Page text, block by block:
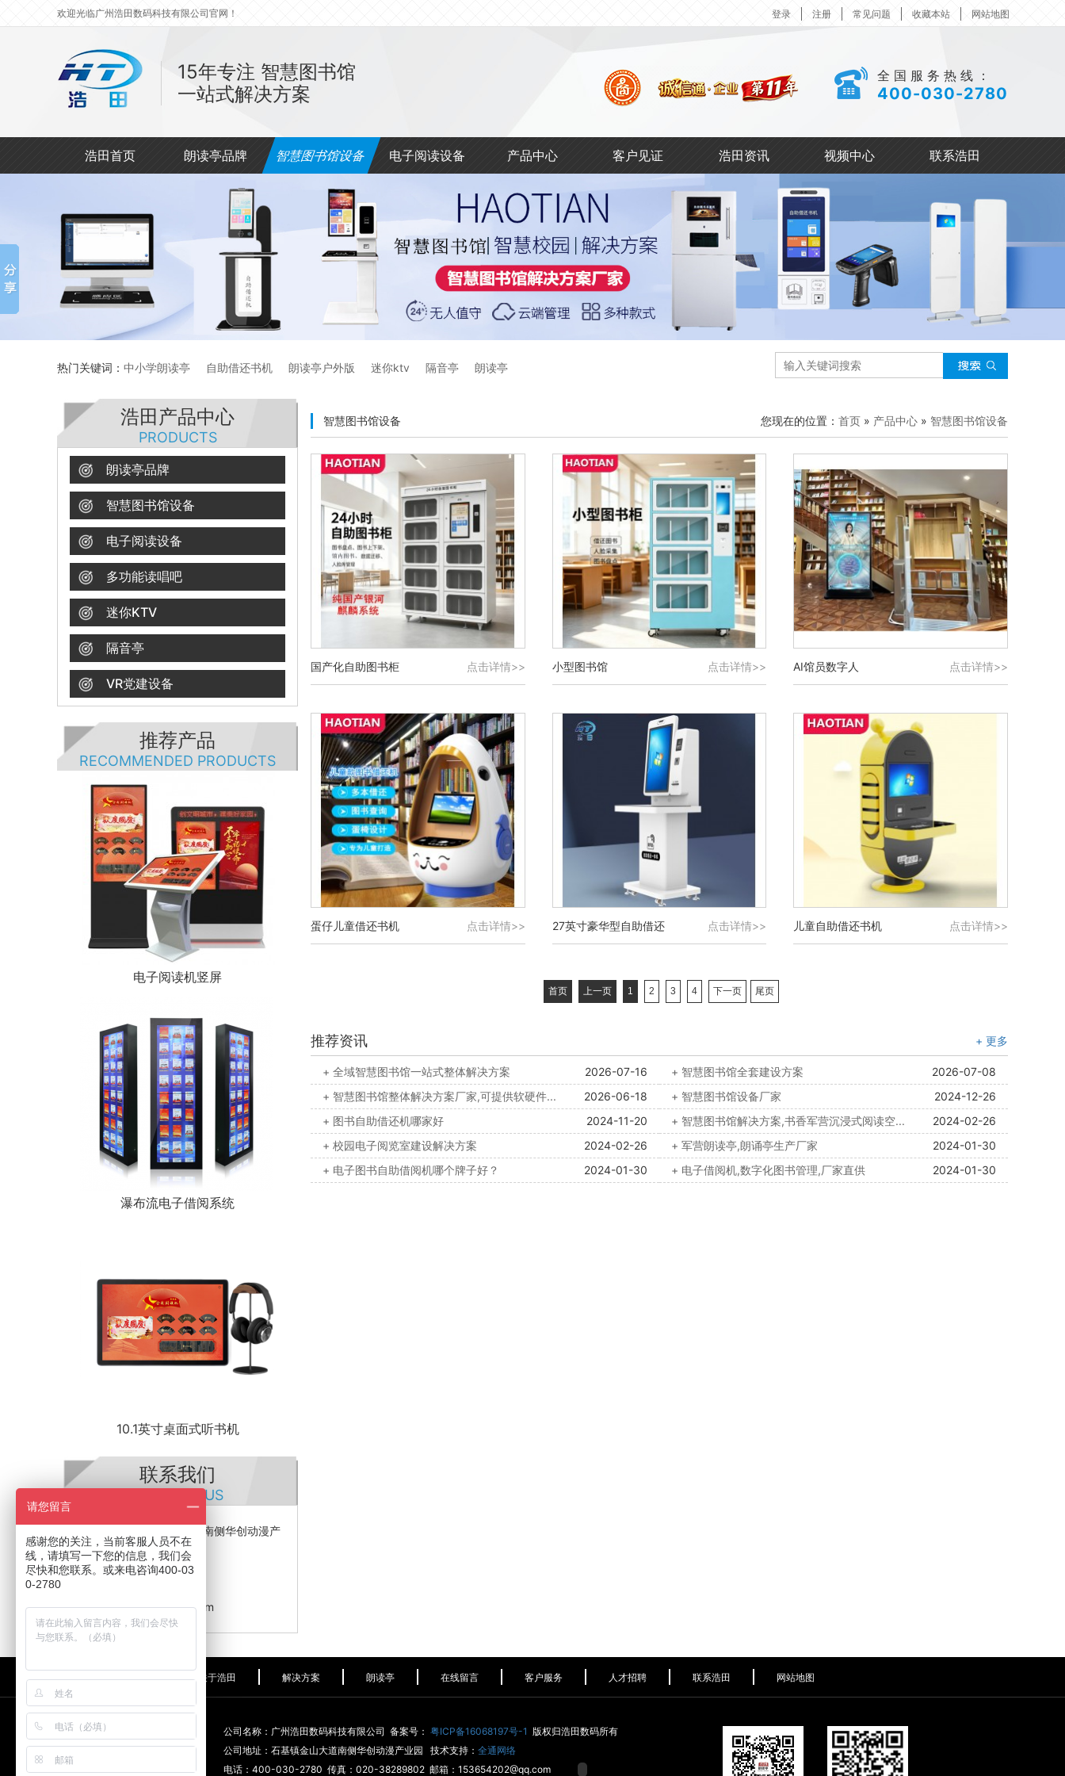
欢迎光临广州浩田数码科技有限公司官网！ 登录 注册 常见问题 收藏本站 网站地图
15年专注 智慧图书馆
一站式解决方案
全国服务热线：
400-030-2780
浩田首页 朗读亭品牌 智慧图书馆设备 电子阅读设备 产品中心 客户见证 浩田资讯 视频中心 联系浩田
热门关键词： 中小学朗读亭 自助借还书机 朗读亭户外版 迷你ktv 隔音亭 朗读亭
浩田产品中心
PRODUCTS
朗读亭品牌
智慧图书馆设备
电子阅读设备
多功能读唱吧
迷你KTV
隔音亭
VR党建设备
推荐产品
RECOMMENDED PRODUCTS
电子阅读机竖屏
瀑布流电子借阅系统
10.1英寸桌面式听书机
联系我们
CONTACT US
公司地址：石基镇金山大道南侧华创动漫产
业园
电话：400-030-2780
邮箱：153654202@qq.com
智慧图书馆设备 您现在的位置： 首页 » 产品中心 » 智慧图书馆设备
国产化自助图书柜 点击详情>> 小型图书馆 点击详情>> AI馆员数字人 点击详情>>
蛋仔儿童借还书机 点击详情>> 27英寸豪华型自助借还 点击详情>> 儿童自助借还书机 点击详情>>
首页 上一页 1 2 3 4 下一页 尾页
推荐资讯 + 更多
+ 全域智慧图书馆一站式整体解决方案 2026-07-16 + 智慧图书馆全套建设方案
2026-07-08
+ 智慧图书馆整体解决方案厂家,可提供软硬件...
2026-06-18 + 智慧图书馆设备厂家
2024-12-26
+ 图书自助借还机哪家好
2024-11-20 + 智慧图书馆解决方案,书香军营沉浸式阅读空...
2024-02-26
+ 校园电子阅览室建设解决方案
2024-02-26 + 军营朗读亭,朗诵亭生产厂家
2024-01-30
+ 电子图书自助借阅机哪个牌子好？
2024-01-30 + 电子借阅机,数字化图书管理,厂家直供 2024-01-30
关于浩田 解决方案 朗读亭 在线留言 客户服务 人才招聘 联系浩田 网站地图
公司名称：广州浩田数码科技有限公司 备案号： 粤ICP备16068197号-1 版权归浩田数码所有
公司地址：石基镇金山大道南侧华创动漫产业园 技术支持： 全通网络
电话：400-030-2780 传真：020-38289802 邮箱：153654202@qq.com
请您留言
感谢您的关注，当前客服人员不在
线，请填写一下您的信息，我们会
尽快和您联系。或来电咨询400-03
0-2780